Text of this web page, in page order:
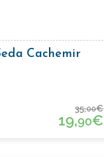
Cachemir
35,00€
19,90€